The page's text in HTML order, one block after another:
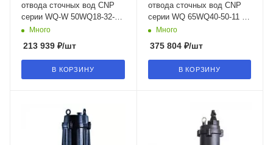
отвода сточных вод CNP
серии WQ-W 50WQ18-32-
5.5W(I) в Воронеже
Много
213 939 ₽/шт
В КОРЗИНУ
отвода сточных вод CNP
серии WQ 65WQ40-50-11 (I)
в Воронеже
Много
375 804₽/шт
В КОРЗИНУ